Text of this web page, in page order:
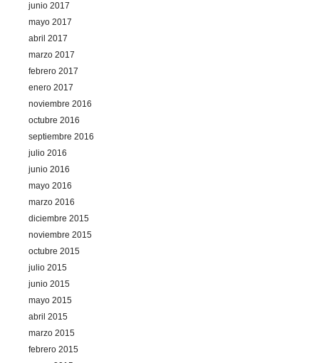
junio 2017
mayo 2017
abril 2017
marzo 2017
febrero 2017
enero 2017
noviembre 2016
octubre 2016
septiembre 2016
julio 2016
junio 2016
mayo 2016
marzo 2016
diciembre 2015
noviembre 2015
octubre 2015
julio 2015
junio 2015
mayo 2015
abril 2015
marzo 2015
febrero 2015